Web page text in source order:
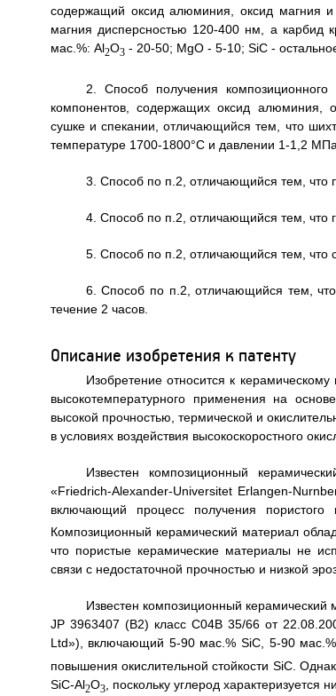
содержащий оксид алюминия, оксид магния
магния дисперсностью 120-400 нм, а карбид
мас.%: Al2O3- 20-50; MgO - 5-10; SiC -
2. Способ получения
компонентов, содержащих оксид алюминия,
сушке и спекании, отличающийся тем, что
температуре 1700-1800°С и давлении 1-1,2 МПа.
3. Способ по п.2, отличающийся тем, что
4. Способ по п.2, отличающийся тем, что
5. Способ по п.2, отличающийся тем, что
6. Способ по п.2, отличающийся тем,
течение 2 часов.
Описание изобретения к патенту
Изобретение относится к
высокотемпературного применения на
высокой прочностью, термической и
в условиях воздействия высокоскоростного
Известен композиционный
«Friedrich-Alexander-Universitet Erlangen-
включающий процесс получения
Композиционный керамический материал
что пористые керамические материалы не
связи с недостаточной прочностью и низкой
Известен композиционный
JР 3963407 (В2) класс С04В 35/66 от
Ltd»), включающий 5-90 мас.% SiС, 5-90
повышения окислительной стойкости SiС.
SiС-Аl2O3, поскольку углерод характеризуется